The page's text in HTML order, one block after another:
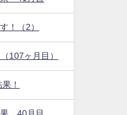
！（2）
107ヶ月目）
！